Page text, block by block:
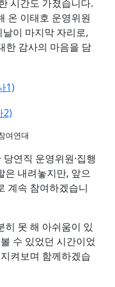
시간도 가졌습니다.
온 이태호 운영위원
이 마지막 자리로,
한 감사의 마음을 담
여연대
연직 운영위원·집행
은 내려놓지만, 앞으
계속 참여하겠습니
히 못 해 아쉬움이 있
수 있었던 시간이었
켜보며 함께하겠습